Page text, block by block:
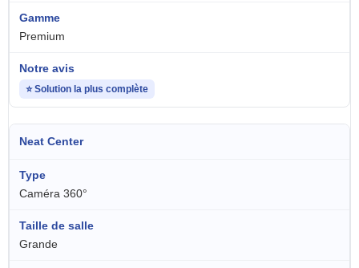
Premium
⭐ Solution la plus complète
Neat Center
Caméra 360°
Grande